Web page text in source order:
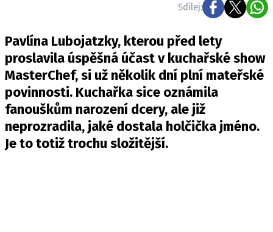
KONTAKT
VYDAVATEL
INZERCE
OSOBNÍ ÚDAJE / COOKIES
VOLNÁ MÍSTA
Sdílej:
Pavlína Lubojatzky, kterou před lety
proslavila úspěšná účast v kuchařské show
MasterChef, si už několik dní plní mateřské
povinnosti. Kuchařka sice oznámila
fanouškům narození dcery, ale již
neprozradila, jaké dostala holčička jméno.
Je to totiž trochu složitější.